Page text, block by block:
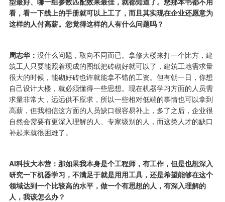
看，看一下线上的手册就可以上工了，而且其实现在企业还愿意为
这样的人付高薪。您觉得这样的人有什么问题吗？
周志华： 没什么问题，取向不同而已。拿修大楼来打一个比方，建
筑工人只要能照着现成的图纸把砖砌好就可以了，建筑工地需求量
很大的时候，能砌好砖也许就能拿不错的工资。但有朝一日，你想
自己设计大楼，就必须懂得一些思想。现在机器学习方面的人员需
求量非常大，远远供不应求，所以一些相对低端的事情也可以拿到
高薪，但我相信这方面的人员缺口很容易补上，多了之后，企业很
自然会需要有更深入理解的人、专家级别的人，而这类人才的缺口
补起来就很困难了。
AI科技大本营：那如果我本身是个工程师，有工作，但是也想深入
研究一下机器学习，不满足于就是用用工具，还是希望能够在这个
领域达到一个比较高的水平，做一个有思想的人，有深入理解的
人，我该怎么办？